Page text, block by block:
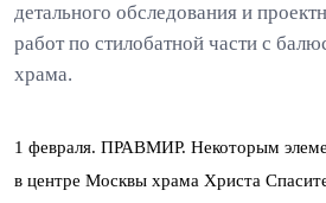
детального обследования и
работ по стилобатной части с
храма.
1 февраля. ПРАВМИР. Некоторым
в центре Москвы храма Христа